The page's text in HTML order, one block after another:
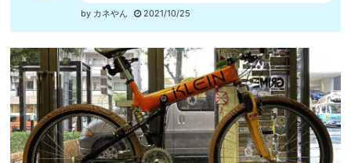
by カネやん 2021/10/25